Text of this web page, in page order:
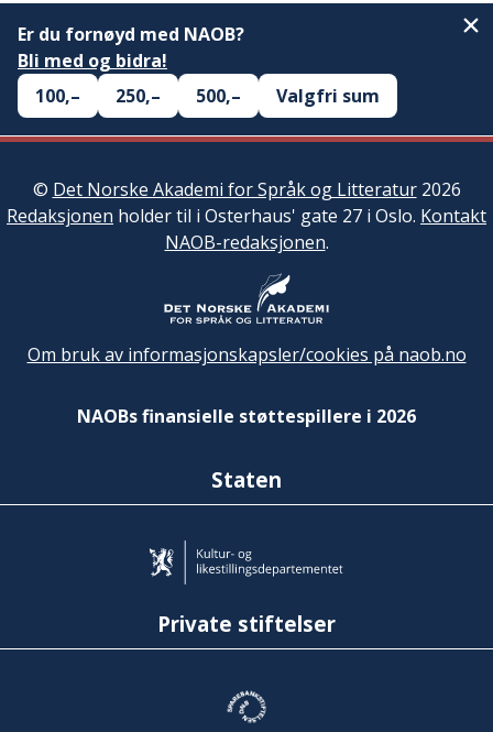
Er du fornøyd med NAOB?
Bli med og bidra!
100,–
250,– 500,– Valgfri sum
© Det Norske Akademi for Språk og Litteratur2026
Redaksjonen holder til i Osterhaus' gate 27 i Oslo. Kontakt
NAOB-redaksjonen.
Om bruk av informasjonskapsler/cookies på naob.no
NAOBs finansielle støttespillere i 2026
Staten
Private stiftelser